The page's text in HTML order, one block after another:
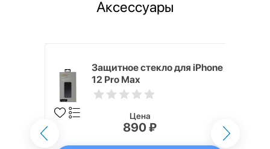
Аксессуары
Защитное стекло для iPhone
12 Pro Max
Цена
890 ₽